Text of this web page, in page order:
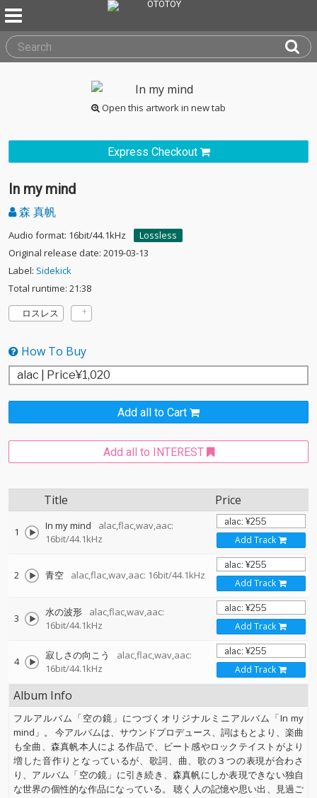
Open this artwork in new tab
Express Checkout
In my mind
森 真帆
Audio format: 16bit/44.1kHz
Lossless
Original release date: 2019-03-13
Label: Sidekick
Total runtime: 21:38
ロスレス
How To Buy
Add all to Cart
Add all to INTEREST
Title Price
1 In my mind
alac,flac,wav,aac:
16bit/44.1kHz
Add Track
2 青空 alac,flac,wav,aac: 16bit/44.1kHz
Add Track
3 水の波形
alac,flac,wav,aac:
16bit/44.1kHz
Add Track
4 寂しさの向こう
alac,flac,wav,aac:
16bit/44.1kHz
Add Track
Album Info
フルアルバム「空の鏡」につづくオリジナルミニアルバム「In my
mind」。 今アルバムは、サウンドプロデュース、詞はもとより、楽曲
も全曲、森真帆本人による作品で、ビート感やロックテイストがより
増した音作りとなっているが、歌詞、曲、歌の３つの表現が合わさ
り、アルバム「空の鏡」に引き続き、森真帆にしか表現できない独自
な世界の個性的な作品になっている。 聴く人の記憶や思い出、見過ご